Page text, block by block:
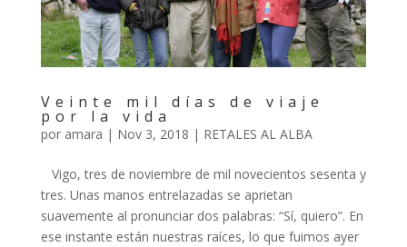
Veinte mil días de viaje
por la vida
por amara | Nov 3, 2018 | RETALES AL ALBA
Vigo, tres de noviembre de mil novecientos sesenta y
tres. Unas manos entrelazadas se aprietan
suavemente al pronunciar dos palabras: “Sí, quiero”. En
ese instante están nuestras raíces, lo que fuimos ayer